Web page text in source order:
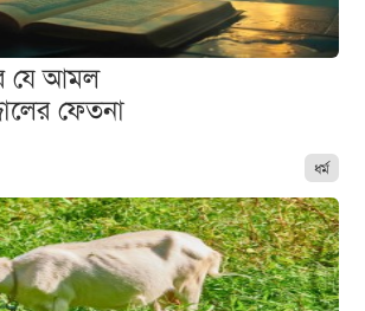
ধর্ম
যে আমল
ফেতনা